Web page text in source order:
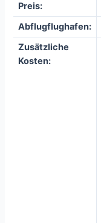
Preis:
Abflugflughafen:
Zusätzliche
Kosten: